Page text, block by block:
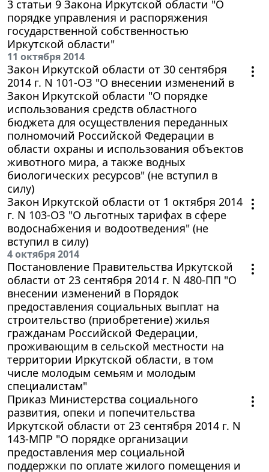
3 статьи 9 Закона Иркутской области "О
порядке управления и распоряжения
государственной собственностью
Иркутской области"
11 октября 2014
Закон Иркутской области от 30 сентября
2014 г. N 101-ОЗ "О внесении изменений в
Закон Иркутской области "О порядке
использования средств областного
бюджета для осуществления переданных
полномочий Российской Федерации в
области охраны и использования объектов
животного мира, а также водных
биологических ресурсов" (не вступил в
силу)
Закон Иркутской области от 1 октября 2014
г. N 103-ОЗ "О льготных тарифах в сфере
водоснабжения и водоотведения" (не
вступил в силу)
4 октября 2014
Постановление Правительства Иркутской
области от 23 сентября 2014 г. N 480-ПП "О
внесении изменений в Порядок
предоставления социальных выплат на
строительство (приобретение) жилья
гражданам Российской Федерации,
проживающим в сельской местности на
территории Иркутской области, в том
числе молодым семьям и молодым
специалистам"
Приказ Министерства социального
развития, опеки и попечительства
Иркутской области от 23 сентября 2014 г. N
143-МПР "О порядке организации
предоставления мер социальной
поддержки по оплате жилого помещения и